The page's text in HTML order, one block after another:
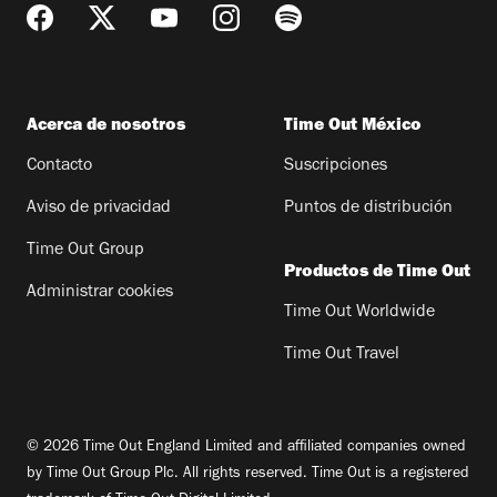
Acerca de nosotros
Contacto
Aviso de privacidad
Time Out Group
Administrar cookies
Time Out México
Suscripciones
Puntos de distribución
Productos de Time Out
Time Out Worldwide
Time Out Travel
© 2026 Time Out England Limited and affiliated companies owned
by Time Out Group Plc. All rights reserved. Time Out is a registered